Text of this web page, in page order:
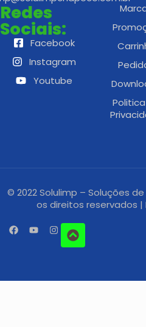
Redes
Sociais:
Facebook
Instagram
Youtube
© 2022 Solulimp – Soluções
os direitos reservados |